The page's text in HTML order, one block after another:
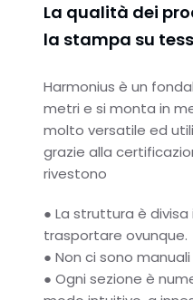
La qualità dei
la stampa su
Harmonius è un
metri e si monta in
molto versatile ed
grazie alla
rivestono
● La struttura è divisa
trasportare ovunque.
● Non ci sono
● Ogni sezione è